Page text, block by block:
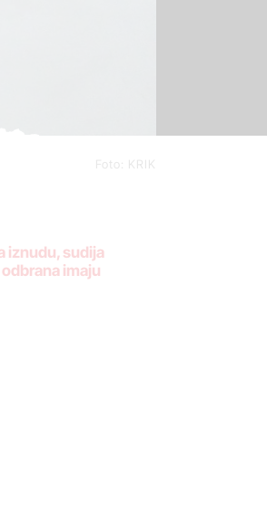
Foto: KRIK
iznudu, sudija
imaju